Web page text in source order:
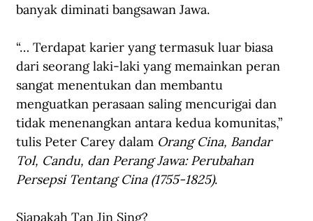
banyak diminati bangsawan Jawa.
“… Terdapat karier yang termasuk luar biasa
dari seorang laki-laki yang memainkan peran
sangat menentukan dan membantu
menguatkan perasaan saling mencurigai dan
tidak menenangkan antara kedua komunitas,”
tulis Peter Carey dalam Orang Cina, Bandar
Tol, Candu, dan Perang Jawa: Perubahan
Persepsi Tentang Cina (1755-1825).
Siapakah Tan Jin Sing?